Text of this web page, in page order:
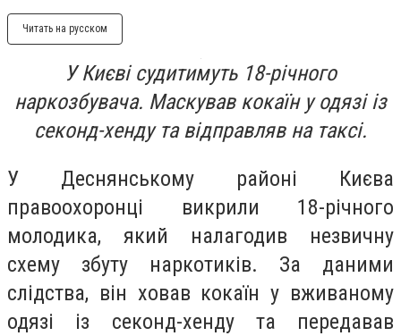
Читать на русском
У Києві судитимуть 18-річного
наркозбувача. Маскував кокаїн у одязі із
секонд-хенду та відправляв на таксі.
У Деснянському районі Києва
правоохоронці викрили 18-річного
молодика, який налагодив незвичну
схему збуту наркотиків. За даними
слідства, він ховав кокаїн у вживаному
одязі із секонд-хенду та передавав